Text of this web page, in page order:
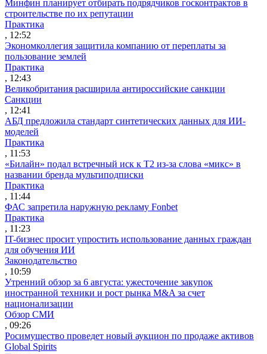
Минфин планирует отбирать подрядчиков госконтрактов в
строительстве по их репутации
Практика
, 12:52
Экономколлегия защитила компанию от переплаты за
пользование землей
Практика
, 12:43
Великобритания расширила антироссийские санкции
Санкции
, 12:41
АБД предложила стандарт синтетических данных для ИИ-
моделей
Практика
, 11:53
«Билайн» подал встречный иск к Т2 из-за слова «микс» в
названии бренда мультиподписки
Практика
, 11:44
ФАС запретила наружную рекламу Fonbet
Практика
, 11:23
IT-бизнес просит упростить использование данных граждан
для обучения ИИ
Законодательство
, 10:59
Утренний обзор за 6 августа: ужесточение закупок
иностранной техники и рост рынка M&A за счет
национализации
Обзор СМИ
, 09:26
Росимущество проведет новый аукцион по продаже активов
Global Spirits